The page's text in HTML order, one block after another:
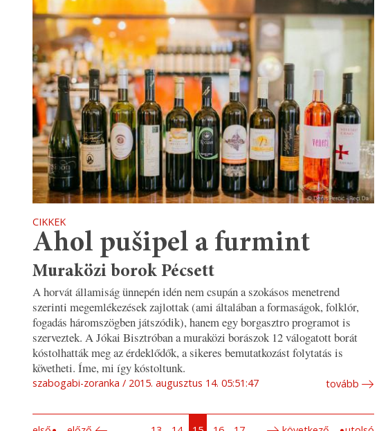
CIKKEK
Ahol pušipel a furmint
Muraközi borok Pécsett
A horvát államiság ünnepén idén nem csupán a szokásos menetrend
szerinti megemlékezések zajlottak (ami általában a formaságok, folklór,
fogadás háromszögben játszódik), hanem egy borgasztro programot is
szerveztek. A Jókai Bisztróban a muraközi borászok 12 válogatott borát
kóstolhatták meg az érdeklődők, a sikeres bemutatkozást folytatás is
követheti. Íme, mi így kóstoltunk.
szabogabi-zoranka 2015. augusztus 14. 05:51:47 tovább